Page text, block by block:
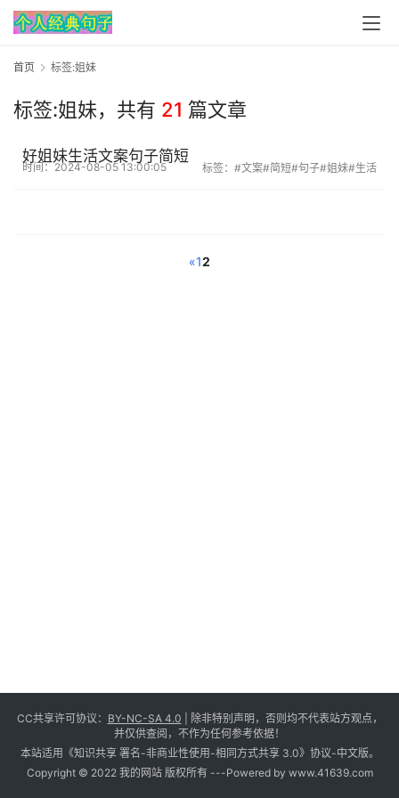
首页 标签:姐妹
标签:姐妹， 共有 21 篇文章
好姐妹生活文案句子简短
时间：2024-08-05 13:00:05 标签： #文案#简短#句子#姐妹#生活
«12
CC共享许可协议： BY-NC-SA 4.0 | 除非特别声明，否则均不代表站方观点，
并仅供查阅，不作为任何参考依据！
本站适用《知识共享 署名-非商业性使用-相同方式共享 3.0》协议-中文版。
Copyright © 2022 我的网站 版权所有 ---Powered by www.41639.com